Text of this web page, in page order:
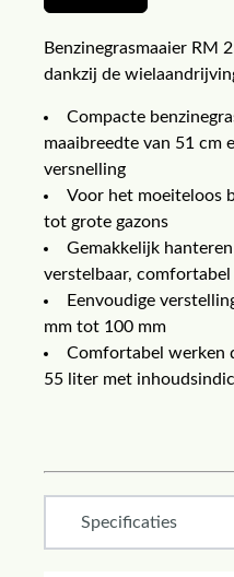
Benzinegrasmaaier RM
dankzij de
Compacte
maaibreedte van 51 cm
versnelling
Voor het moeiteloos
tot grote gazons
Gemakkelijk
verstelbaar,
Eenvoudige
mm tot 100 mm
Comfortabel werken
55 liter met